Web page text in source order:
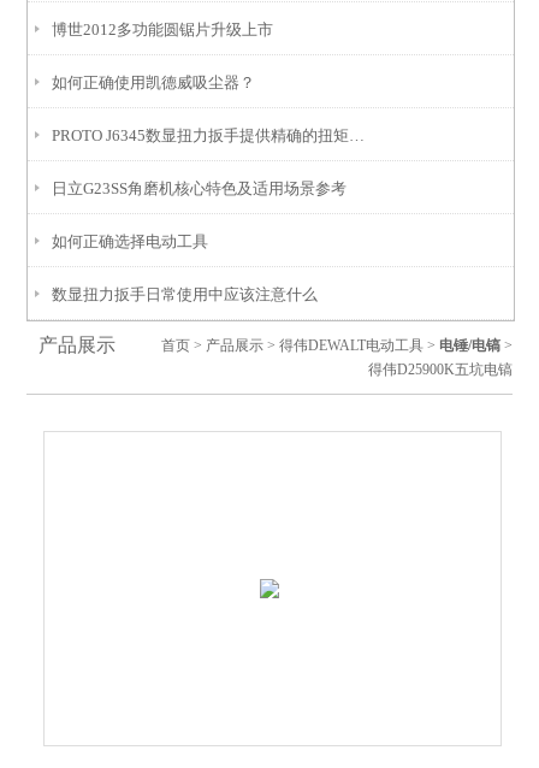
博世2012多功能圆锯片升级上市
如何正确使用凯德威吸尘器？
日立G23SS角磨机核心特色及适用场景参考
如何正确选择电动工具
数显扭力扳手日常使用中应该注意什么
产品展示 首页> 产品展示> 得伟DEWALT电动工具> 电锤/电镐>
得伟D25900K五坑电镐